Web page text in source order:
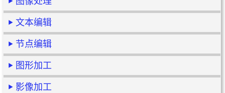
文本编辑
节点编辑
图形加工
影像加工